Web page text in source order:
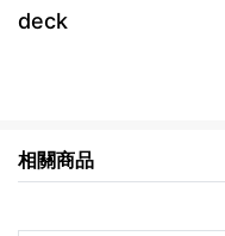
deck
相關商品